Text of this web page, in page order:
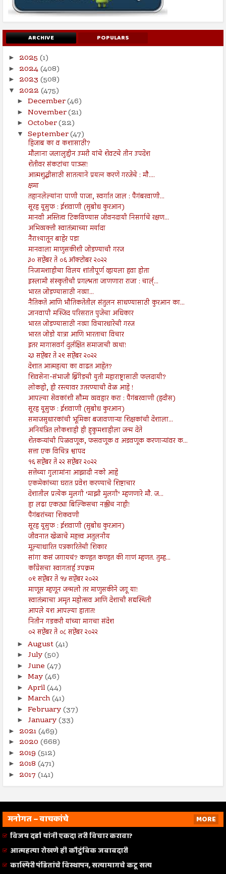
ARCHIVE POPULARS
► 2025 (1)
► 2024(408)
► 2023 (508)
▼ 2022 (475)
► December(46)
► November(21)
► October(22)
▼ September(47)
हिजाब का व कशासाठी?
मौलाना जलालुद्दीन उमरी यांचे शेवटचे तीन उपदेश
शेतीवर संकटांचा पाऊस!
आत्मशुद्धीसाठी सातत्याने प्रयत्न करणे गरजेचे : मौ....
क्षमा
तहानलेल्यांना पाणी पाजा, स्वर्गात जाल : पैगंबरवाणी...
सूरह यूसुफ : ईशवाणी (सुबोध कुरआन)
मानवी अस्तित्व टिकविण्यास जीवनदायी निसर्गाचे रक्षण...
अभिव्यक्ती स्वातंत्र्याच्या मर्यादा
नैराश्यातून बाहेर पडा
मानवाला माणुसकीशी जोडण्याची गरज
३० सप्टेंबर ते ०६ ऑक्टोबर २०२२
निजामशाहीचा विलय शांतीपूर्ण व्हायला हवा होता
इस्लामी संस्कृतीची प्रगल्भता जाणणारा राजा : चार्ल्...
भारत जोडण्यासाठी नव्या...
नैतिकते आणि भौतिकतेतील संतुलन साधण्यासाठी कुरआन का...
ज्ञानवापी मस्जिद परिसरात पुजेचा अधिकार
भारत जोडण्यासाठी नव्या विचारधारेची गरज
भारत जोडो यात्रा आणि भारताचा विचार
इतर मागासवर्ग दुर्लक्षित समाजाची व्यथा!
२३ सप्टेंबर ते २९ सप्टेंबर २०२२
देशात आत्महत्या का वाढत आहेत?
शिवसेना-संभाजी ब्रिगेडची युती महाराष्ट्रासाठी फलदायी?
लोकहो, ही रस्त्यावर उतरण्याची वेळ आहे !
आपल्या सेवकांशी सौम्य व्यवहार करा : पैगंबरवाणी (हदीस)
सूरह यूसुफ : ईशवाणी (सुबोध कुरआन)
समाजसुधारकांची भूमिका बजावणाऱ्या शिक्षकांची देशाला...
अनियंत्रित लोकशाही ही हुकुमशाहीला जन्म देते
शेतकऱ्यांची पिळवणूक, फसवणूक व अडवणूक करणाऱ्यांवर क...
सत्ता एक विचित्र श्वापद
१६ सप्टेंबर ते २२ सप्टेंबर २०२२
सत्तेच्या गुलामांना आझादी नको आहे
एकमेकांच्या घरात प्रवेश करण्याचे शिष्टाचार
देशातील प्रत्येक मुलगी ‘माझी मुलगी‘ म्हणणारे मौ. ज...
हा लढा एकट्या बिल्किसचा नक्कीच नाही!
पैगंबरांच्या शिकवणी
सूरह यूसुफ : ईशवाणी (सुबोध कुरआन)
जीवनात खेळाचे महत्त्व अतुलनीय
मूल्याधारित पत्रकारितेची शिकार
सांगा कसं जगायचं? कण्हत कण्हत की गाणं म्हणत. तुम्ह...
काँग्रेसचा स्वागतार्ह उपक्रम
०९ सप्टेंबर ते १५ सप्टेंबर २०२२
माणूस म्हणून जन्मलो तर माणुसकीने जगू या!
स्वातंत्र्याचा अमृत महोत्सव आणि देशाची सद्यस्थिती
आपले यश आपल्या हातात!
नितीन गडकरी यांच्या मागचा संदेश
०२ सप्टेंबर ते ०८ सप्टेंबर २०२२
► August(41)
► July(50)
► June (47)
► May(46)
► April(44)
► March(41)
► February(37)
► January(33)
► 2021(469)
► 2020 (668)
► 2019 (512)
► 2018 (471)
► 2017 (141)
मनोगत – वाचकांचे
MORE
विजय दर्डा यांनी एकदा तरी विचार करावा?
आत्महत्या रोखणे ही कौटुंबिक जबाबदारी
काश्मिरी पंडितांचे विस्थापन, सत्यामागचे कटू सत्य